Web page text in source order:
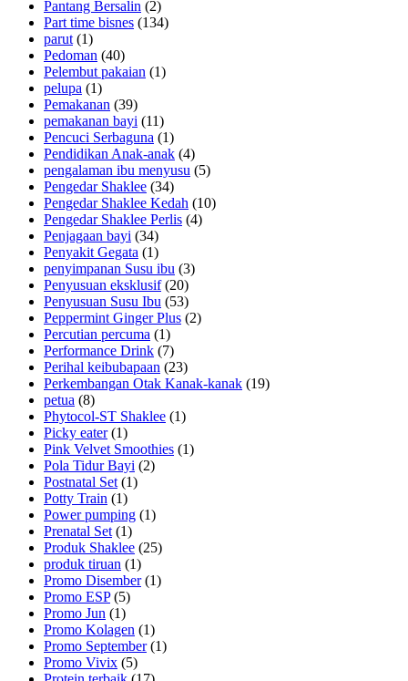
Pantang Bersalin (2)
Part time bisnes (134)
parut (1)
Pedoman (40)
Pelembut pakaian (1)
pelupa (1)
Pemakanan (39)
pemakanan bayi (11)
Pencuci Serbaguna (1)
Pendidikan Anak-anak (4)
pengalaman ibu menyusu (5)
Pengedar Shaklee (34)
Pengedar Shaklee Kedah (10)
Pengedar Shaklee Perlis (4)
Penjagaan bayi (34)
Penyakit Gegata (1)
penyimpanan Susu ibu (3)
Penyusuan eksklusif(20)
Penyusuan Susu Ibu (53)
Peppermint Ginger Plus (2)
Percutian percuma (1)
Performance Drink (7)
Perihal keibubapaan (23)
Perkembangan Otak Kanak-kanak (19)
petua (8)
Phytocol-ST Shaklee (1)
Picky eater(1)
Pink Velvet Smoothies (1)
Pola Tidur Bayi (2)
Postnatal Set (1)
Potty Train (1)
Power pumping (1)
Prenatal Set (1)
Produk Shaklee (25)
produk tiruan (1)
Promo Disember(1)
Promo ESP(5)
Promo Jun (1)
Promo Kolagen (1)
Promo September(1)
Promo Vivix (5)